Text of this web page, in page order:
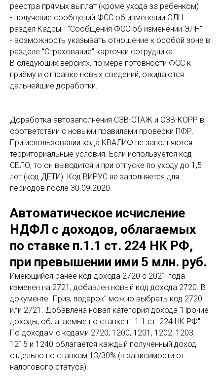
реестра прямых выплат (кроме ухода за ребенком)
- получение сообщений ФСС об изменении ЭЛН:
раздел Кадры - "Сообщения ФСС об изменении ЭЛН"
- возможность указывать отношение к особой зоне в
разделе "Страхование" карточки сотрудника
В следующих версиях, по мере готовности ФСС к
приёму и отправке новых сведений, ожидаются
дальнейшие доработки.
Доработка автозаполнения СЗВ-СТАЖ и СЗВ-КОРР в
соответствии с новыми правилами проверки ПФР.
При использовании кода КВАЛИФ не заполняются
территориальные условия. Если используется код
СЕЛО, то он выводится и при отпуске по уходу до 1,5
лет (код ДЕТИ). Код ВИРУС не заполняется для
периодов после 30.09.2020.
Автоматическое исчисление
НДФЛ с доходов, облагаемых
по ставке п.1.1 ст. 224 НК РФ,
при превышении ими 5 млн. руб.
Имеющийся ранее код дохода 2720 с 2021 года
изменен на 2721, добавлен новый код дохода 2720. В
документе "Приз, подарок" можно выбрать код 2720
или 2721. Добавлена новая категория дохода "Прочие
доходы, облагаемые по ставке п. 1.1 ст. 224 НК РФ"
По доходам с кодами 2720, 1200, 1201, 1202, 1203,
1215 и 1240 облагается каждый полученный доход
отдельно по ставкам 13/30% (в зависимости от
налогового статуса).